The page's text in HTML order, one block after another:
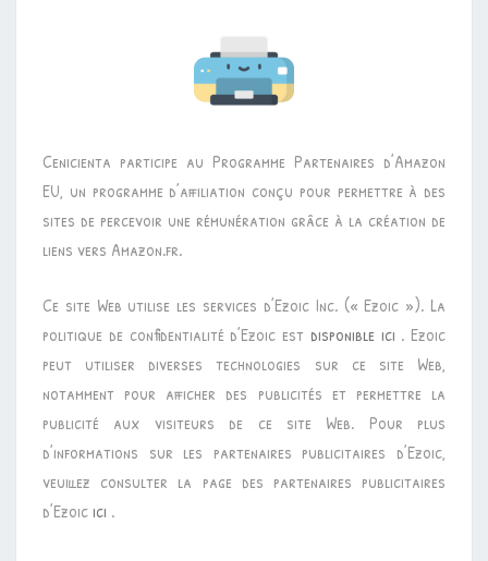
Cenicienta participe au Programme Partenaires d’Amazon
EU, un programme d’affiliation conçu pour permettre à des
sites de percevoir une rémunération grâce à la création de
liens vers Amazon.fr.
Ce site Web utilise les services d’Ezoic Inc. (« Ezoic »). La
politique de confidentialité d’Ezoic est disponible ici . Ezoic
peut utiliser diverses technologies sur ce site Web,
notamment pour afficher des publicités et permettre la
publicité aux visiteurs de ce site Web. Pour plus
d’informations sur les partenaires publicitaires d’Ezoic,
veuillez consulter la page des partenaires publicitaires
d’Ezoic ici .